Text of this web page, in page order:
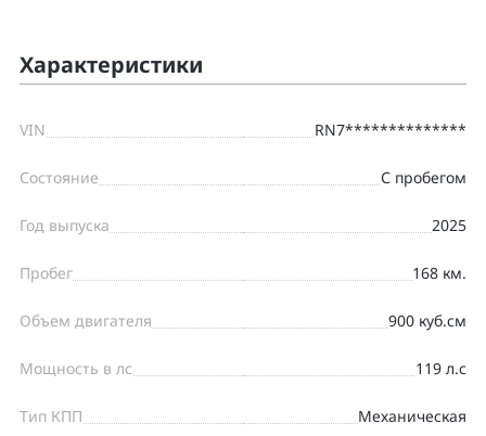
Характеристики
VIN RN7**************
Состояние С пробегом
Год выпуска 2025
Пробег 168 км.
Объем двигателя 900 куб.см
Мощность в лс 119 л.с
Тип КПП Механическая